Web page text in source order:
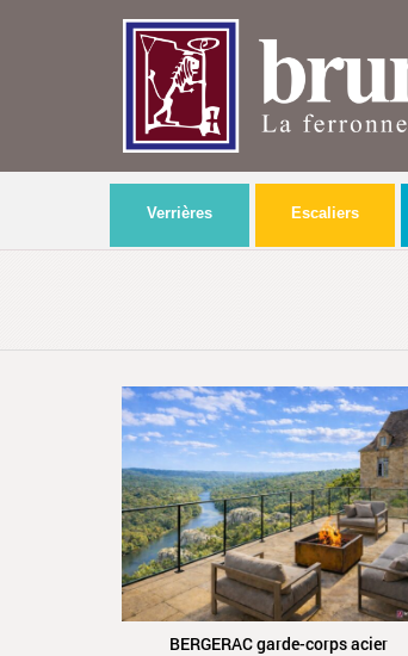
Verrières Escaliers
BERGERAC garde-corps acier